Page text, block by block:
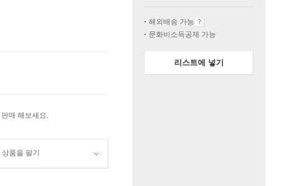
매 해보세요.
상품을 팔기
해외배송 가능
문화비소득공제 가능
리스트에 넣기